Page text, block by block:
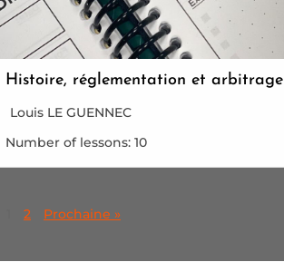
Histoire, réglementation et arbitrage
Louis LE GUENNEC
Number of lessons: 10
2 Prochaine »